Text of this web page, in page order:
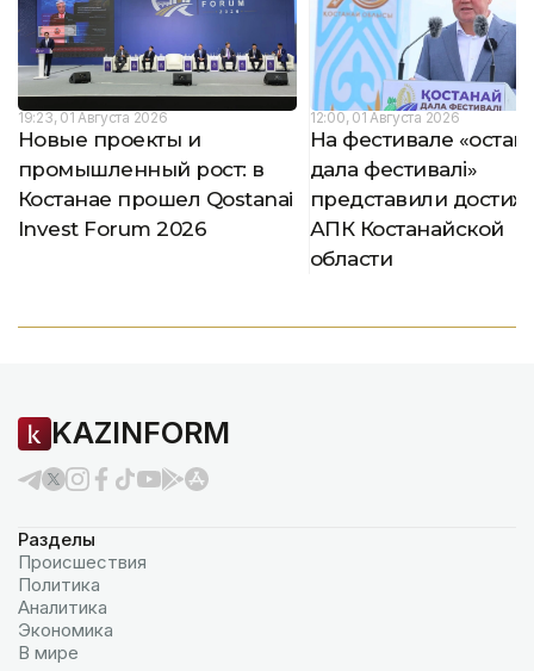
19:23, 01 Августа 2026
Новые проекты и
промышленный рост: в
Костанае прошел Qostanai
Invest Forum 2026
12:00, 01 Августа 2026
На фестивале
дала фестивалі»
представили
АПК Костанайской
области
KAZINFORM
Разделы
Происшествия
Политика
Аналитика
Экономика
В мире